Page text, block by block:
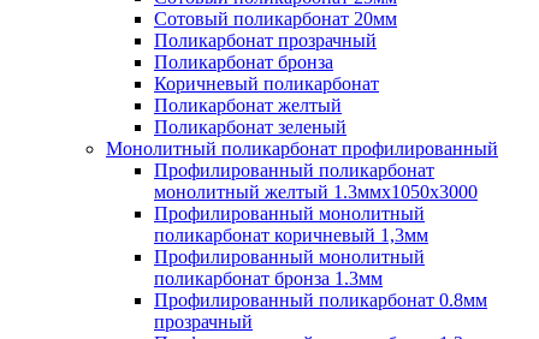
Сотовый поликарбонат 20мм
Поликарбонат прозрачный
Поликарбонат бронза
Коричневый поликарбонат
Поликарбонат желтый
Поликарбонат зеленый
Монолитный поликарбонат профилированный
Профилированный поликарбонат
монолитный желтый 1.3ммх1050х3000
Профилированный монолитный
поликарбонат коричневый 1,3мм
Профилированный монолитный
поликарбонат бронза 1.3мм
Профилированный поликарбонат 0.8мм
прозрачный